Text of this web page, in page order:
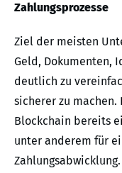
Zahlungsprozesse
Ziel der meisten
Geld, Dokumenten,
deutlich zu
sicherer zu
Blockchain bereits
unter anderem für